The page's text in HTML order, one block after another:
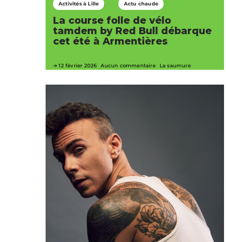
Activités à Lille Actu chaude
La course folle de vélo
tamdem by Red Bull débarque
cet été à Armentières
12 février 2026 Aucun commentaire La saumure